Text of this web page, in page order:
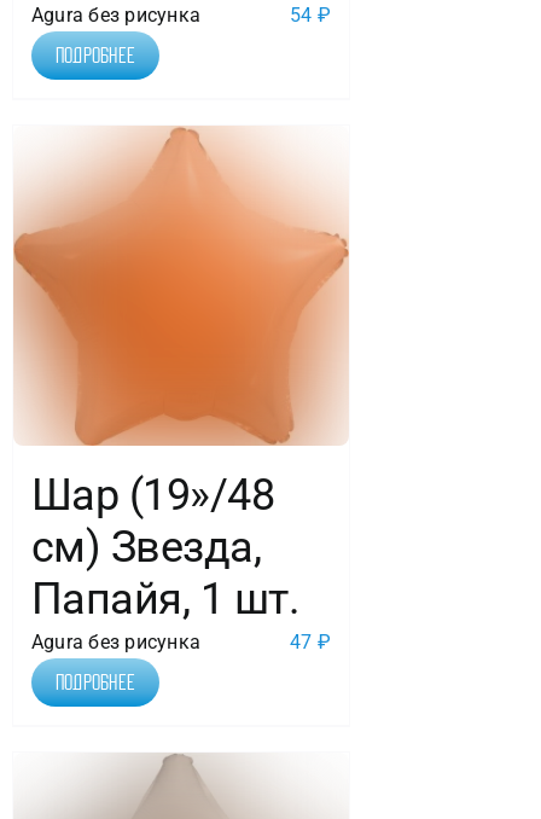
Agura без рисунка 54 ₽
Подробнее
Шар (19»/48
см) Звезда,
Папайя, 1 шт.
Agura без рисунка 47 ₽
Подробнее